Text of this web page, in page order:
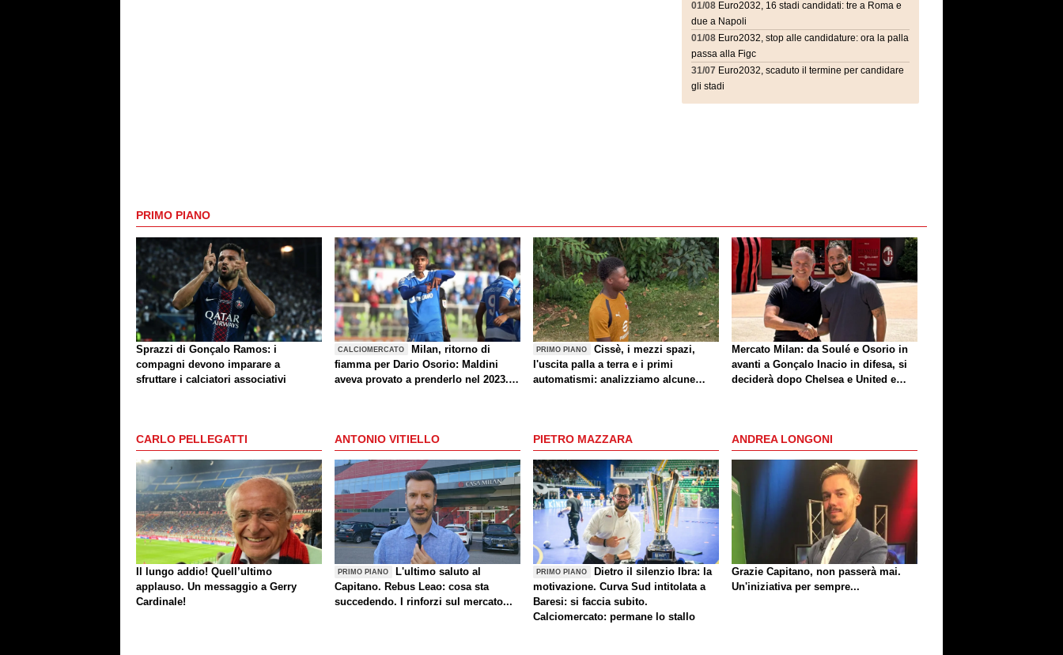
01/08 Euro2032, 16 stadi candidati: tre a Roma e
due a Napoli
01/08 Euro2032, stop alle candidature: ora la palla
passa alla Figc
31/07 Euro2032, scaduto il termine per candidare
gli stadi
PRIMO PIANO
Sprazzi di Gonçalo Ramos: i
compagni devono imparare a
sfruttare i calciatori associativi
CALCIOMERCATO
Milan, ritorno di
fiamma per Dario Osorio: Maldini
aveva provato a prenderlo nel 2023.
PRIMO PIANO
Cissè, i mezzi spazi,
l'uscita palla a terra e i primi
automatismi: analizziamo alcune
Mercato Milan: da Soulé e Osorio in
avanti a Gonçalo Inacio in difesa, si
deciderà dopo Chelsea e United e
CARLO PELLEGATTI
Il lungo addio! Quell’ultimo
applauso. Un messaggio a Gerry
Cardinale!
ANTONIO VITIELLO
PRIMO PIANO
L'ultimo saluto al
Capitano. Rebus Leao: cosa sta
succedendo. I rinforzi sul mercato...
PIETRO MAZZARA
PRIMO PIANO
Dietro il silenzio Ibra: la
motivazione. Curva Sud intitolata a
Baresi: si faccia subito.
Calciomercato: permane lo stallo
ANDREA LONGONI
Grazie Capitano, non passerà mai.
Un'iniziativa per sempre...